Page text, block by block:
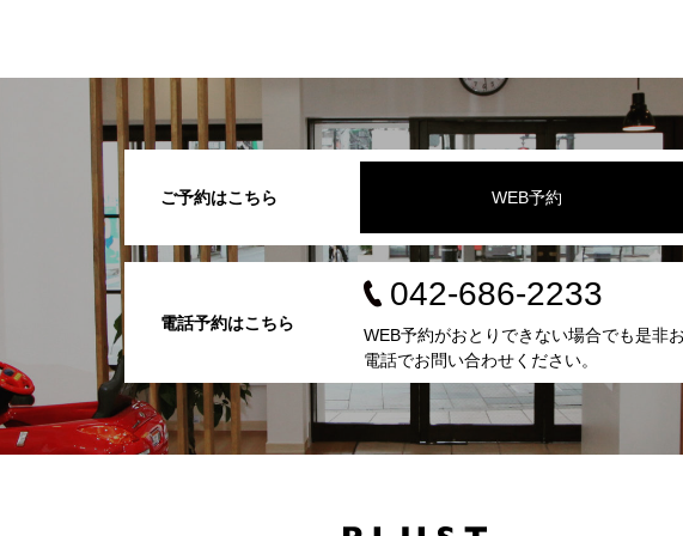
ご予約はこちら WEB予約
電話予約はこちら
042-686-2233
WEB予約がおとりできない場合でも是非
電話でお問い合わせください。